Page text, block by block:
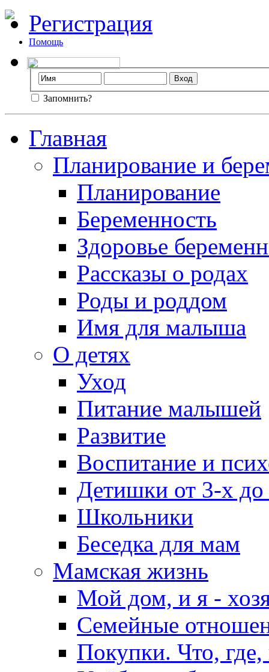
Регистрация
Помощь
Запомнить?
Главная
Планирование и
Планирование
Беременность
Здоровье
Рассказы о родах
Роды и роддом
Имя для малыша
О детях
Уход
Питание малышей
Развитие
Воспитание и
Детишки от 3-х
Школьники
Беседка для мам
Мамская жизнь
Мой дом, и я -
Семейные
Покупки. Что, где,